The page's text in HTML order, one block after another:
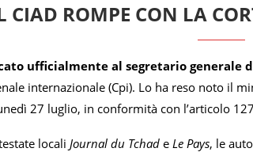
CIAD ROMPE CON LA
ufficialmente al segretario generale
internazionale (Cpi). Lo ha reso noto il
27 luglio, in conformità con l’articolo
locali Journal du Tchad e Le Pays, le